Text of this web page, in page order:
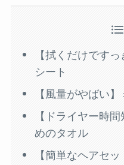
【拭くだけです
シート
【風量がやばい
【ドライヤー時
めのタオル
【簡単なヘアセ